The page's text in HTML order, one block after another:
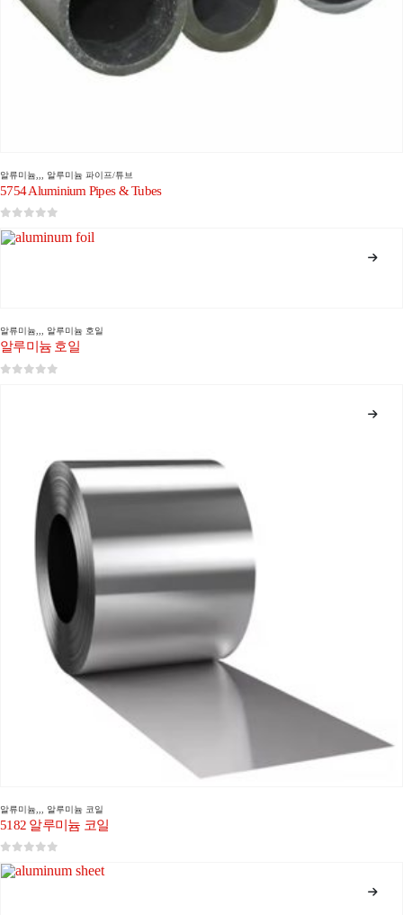
알류미늄,,, 알루미늄 파이프/튜브
5754 Aluminium Pipes & Tubes
알류미늄,,, 알루미늄 호일
알루미늄 호일
알류미늄 알루미늄 코일
5182 알루미늄 코일